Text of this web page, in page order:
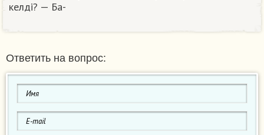
келді? — Ба-​
Ответить на вопрос: